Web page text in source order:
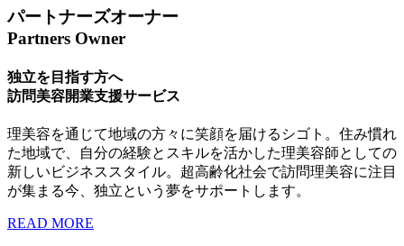
パートナーズオーナー
Partners Owner
独立を目指す方へ
訪問美容開業支援サービス
理美容を通じて地域の方々に笑顔を届けるシゴト。住み慣れ
た地域で、自分の経験とスキルを活かした理美容師としての
新しいビジネススタイル。超高齢化社会で訪問理美容に注目
が集まる今、独立という夢をサポートします。
READ MORE